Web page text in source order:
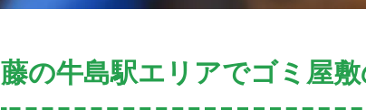
藤の牛島駅エリアでゴミ屋